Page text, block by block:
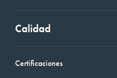
Calidad
Certificaciones